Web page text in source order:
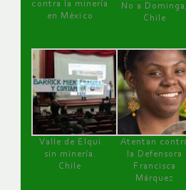
contra la minería
en México
No a Dominga,
Chile
Valle de Elqui
sin minería.
Chile
Atentan
la Defensora
Francisca
Márquez